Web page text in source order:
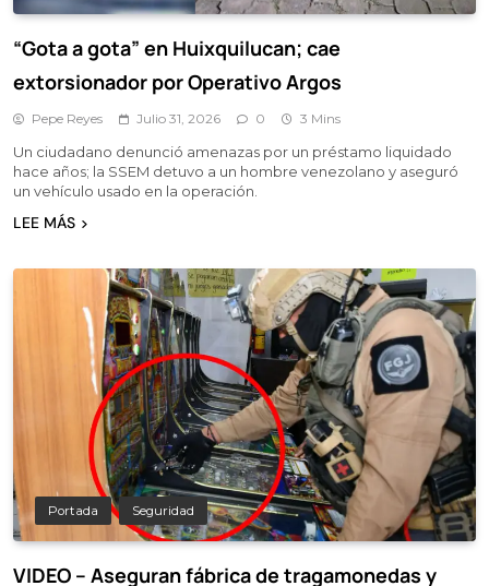
“Gota a gota” en Huixquilucan; cae
extorsionador por Operativo Argos
Pepe Reyes Julio 31, 2026 0 3 Mins
Un ciudadano denunció amenazas por un préstamo liquidado
hace años; la SSEM detuvo a un hombre venezolano y aseguró
un vehículo usado en la operación.
LEE MÁS
Portada Seguridad
VIDEO – Aseguran fábrica de tragamonedas y